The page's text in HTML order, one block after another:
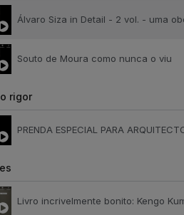
Álvaro Siza in Detail - 2 vol. - uma
Souto de Moura como nunca o viu
rigor
PRENDA ESPECIAL PARA
Livro incrivelmente bonito: Kengo